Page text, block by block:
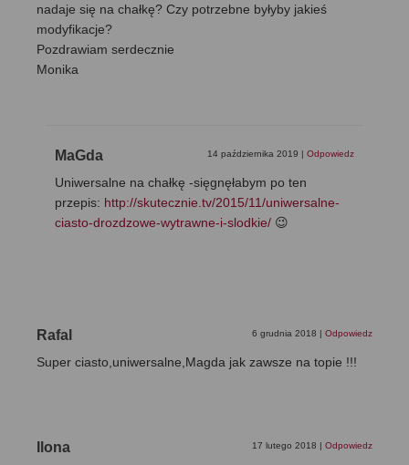
nadaje się na chałkę? Czy potrzebne byłyby jakieś
modyfikacje?
Pozdrawiam serdecznie
Monika
MaGda 14 października 2019 | Odpowiedz
Uniwersalne na chałkę -sięgnęłabym po ten
przepis: http://skutecznie.tv/2015/11/uniwersalne-
ciasto-drozdzowe-wytrawne-i-slodkie/ 😉
Rafal 6 grudnia 2018 | Odpowiedz
Super ciasto,uniwersalne,Magda jak zawsze na topie !!!
Ilona 17 lutego 2018 | Odpowiedz